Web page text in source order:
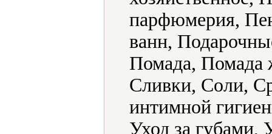
парфюмерия,
ванн,
Помада, Помада
Сливки, Соли,
интимной
Уход за